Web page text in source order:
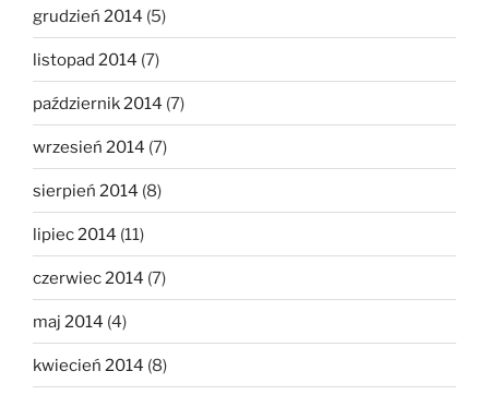
grudzień 2014 (5)
listopad 2014 (7)
październik 2014 (7)
wrzesień 2014 (7)
sierpień 2014 (8)
lipiec 2014 (11)
czerwiec 2014 (7)
maj 2014 (4)
kwiecień 2014 (8)